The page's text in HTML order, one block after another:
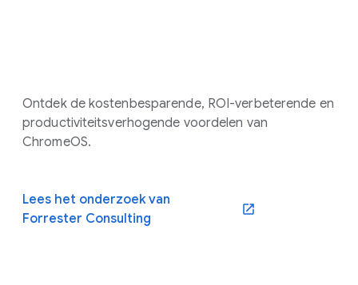
Ontdek de kostenbesparende, ROI-verbeterende en
productiviteitsverhogende voordelen van
ChromeOS.
Lees het onderzoek van
Forrester Consulting